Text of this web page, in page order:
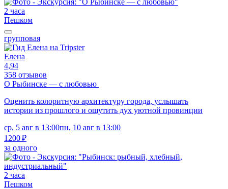
2 часа
Пешком
групповая
Елена
4,94
358 отзывов
О Рыбинске — с любовью
Оценить колоритную архитектуру города, услышать
истории из прошлого и ощутить дух уютной провинции
ср, 5 авг в 13:00пн, 10 авг в 13:00
1200 ₽
за одного
2 часа
Пешком